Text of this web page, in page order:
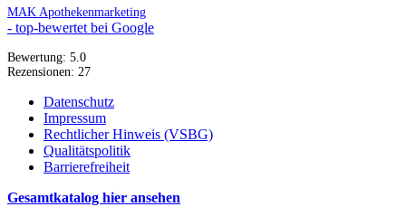
MAK Apothekenmarketing
- top-bewertet bei Google
Bewertung: 5.0
Rezensionen: 27
Datenschutz
Impressum
Rechtlicher Hinweis (VSBG)
Qualitätspolitik
Barrierefreiheit
Gesamtkatalog hier ansehen